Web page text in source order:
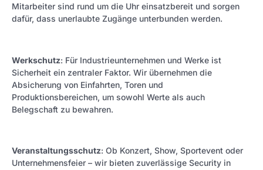
Mitarbeiter sind rund um die Uhr einsatzbereit und sorgen
dafür, dass unerlaubte Zugänge unterbunden werden.
Werkschutz: Für Industrieunternehmen und Werke ist
Sicherheit ein zentraler Faktor. Wir übernehmen die
Absicherung von Einfahrten, Toren und
Produktionsbereichen, um sowohl Werte als auch
Belegschaft zu bewahren.
Veranstaltungsschutz: Ob Konzert, Show, Sportevent oder
Unternehmensfeier – wir bieten zuverlässige Security in